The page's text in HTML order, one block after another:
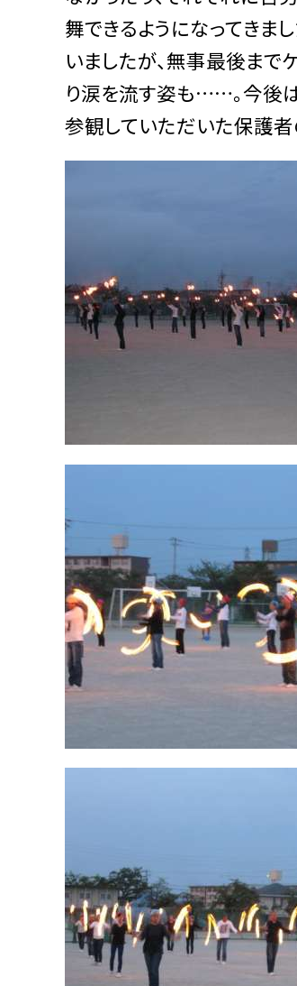
舞できるようになってきま
いましたが、無事最後まで
り涙を流す姿も……。今後
参観していただいた保護者